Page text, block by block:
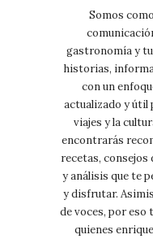
Somos
gastronomía y
historias,
con un
actualizado y útil
viajes y la
encontrarás
recetas, consejos
y análisis que te
y disfrutar.
de voces, por eso
quienes